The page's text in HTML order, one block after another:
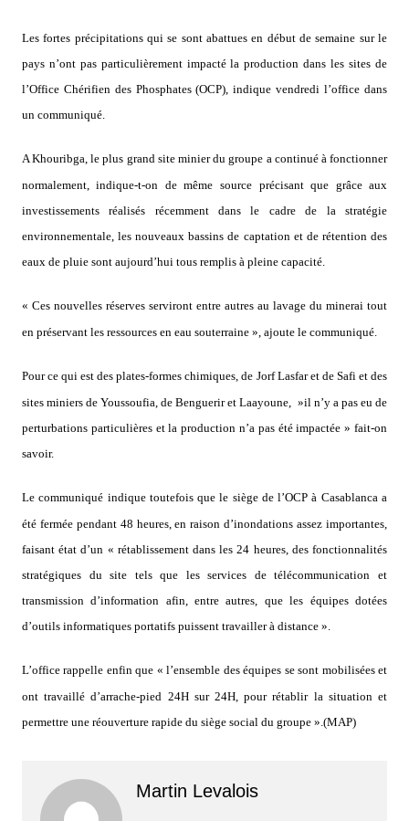
Les fortes précipitations qui se sont abattues en début de semaine sur le
pays n’ont pas particulièrement impacté la production dans les sites de
l’Office Chérifien des Phosphates (OCP), indique vendredi l’office dans
un communiqué.
A Khouribga, le plus grand site minier du groupe a continué à fonctionner
normalement, indique-t-on de même source précisant que grâce aux
investissements réalisés récemment dans le cadre de la stratégie
environnementale, les nouveaux bassins de captation et de rétention des
eaux de pluie sont aujourd’hui tous remplis à pleine capacité.
« Ces nouvelles réserves serviront entre autres au lavage du minerai tout
en préservant les ressources en eau souterraine », ajoute le communiqué.
Pour ce qui est des plates-formes chimiques, de Jorf Lasfar et de Safi et des
sites miniers de Youssoufia, de Benguerir et Laayoune, »il n’y a pas eu de
perturbations particulières et la production n’a pas été impactée » fait-on
savoir.
Le communiqué indique toutefois que le siège de l’OCP à Casablanca a
été fermée pendant 48 heures, en raison d’inondations assez importantes,
faisant état d’un « rétablissement dans les 24 heures, des fonctionnalités
stratégiques du site tels que les services de télécommunication et
transmission d’information afin, entre autres, que les équipes dotées
d’outils informatiques portatifs puissent travailler à distance ».
L’office rappelle enfin que « l’ensemble des équipes se sont mobilisées et
ont travaillé d’arrache-pied 24H sur 24H, pour rétablir la situation et
permettre une réouverture rapide du siège social du groupe ».(MAP)
Martin Levalois